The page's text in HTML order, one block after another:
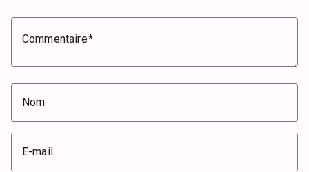
Commentaire
Nom
E-mail